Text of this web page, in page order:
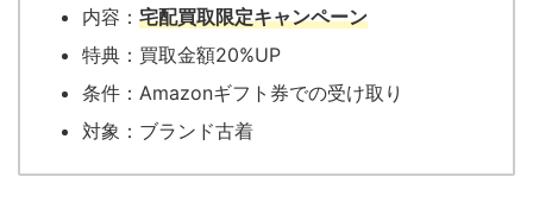
内容： 宅配買取限定キャンペーン
特典：買取金額20%UP
条件：Amazonギフト券での受け取り
対象：ブランド古着